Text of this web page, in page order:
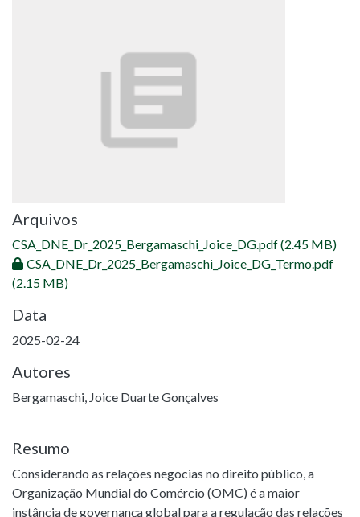
Arquivos
CSA_DNE_Dr_2025_Bergamaschi_Joice_DG.pdf(2.45 MB)
CSA_DNE_Dr_2025_Bergamaschi_Joice_DG_Termo.pdf
(2.15 MB)
Data
2025-02-24
Autores
Bergamaschi, Joice Duarte Gonçalves
Resumo
Considerando as relações negocias no direito público, a
Organização Mundial do Comércio (OMC) é a maior
instância de governança global para a regulação das relações